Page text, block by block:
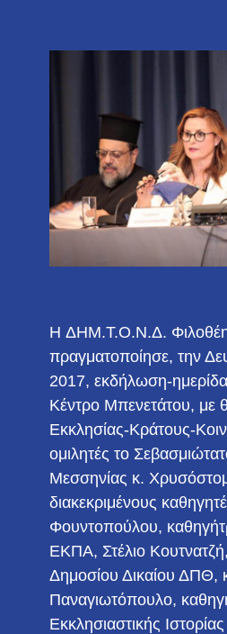
H ΔΗΜ.Τ.Ο.Ν.Δ.
πραγματοποίησε, την
2017, εκδήλωση-ημερίδα
Κέντρο Μπενετάτου, με
Εκκλησίας-Κράτους-
ομιλητές το
Μεσσηνίας κ.
διακεκριμένους
Φουντοπούλου,
ΕΚΠΑ, Στέλιο
Δημοσίου Δικαίου ΔΠΘ,
Παναγιωτόπουλο,
Εκκλησιαστικής